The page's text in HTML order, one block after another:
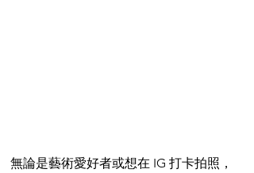
無論是藝術愛好者或想在 IG 打卡拍照，